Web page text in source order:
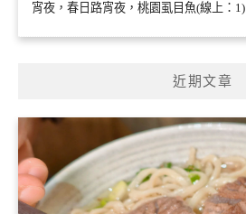
宵夜，春日路宵夜，桃園虱目魚(線上：1)
近期文章